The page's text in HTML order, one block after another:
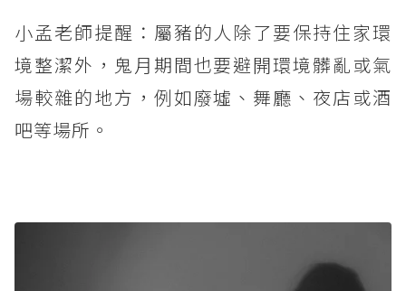
小孟老師提醒：屬豬的人除了要保持住家環
境整潔外，鬼月期間也要避開環境髒亂或氣
場較雜的地方，例如廢墟、舞廳、夜店或酒
吧等場所。